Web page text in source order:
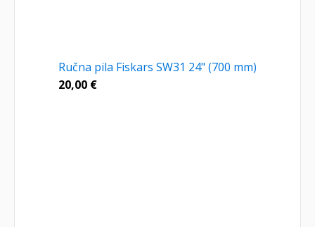
Ručna pila Fiskars SW31 24" (700 mm)
20,00 €